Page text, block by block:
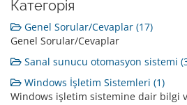
Категорія
Genel Sorular/Cevaplar (17)
Genel Sorular/Cevaplar
Sanal sunucu otomasyon sistemi
Windows İşletim Sistemleri (1)
Windows işletim sistemine dair bilgi